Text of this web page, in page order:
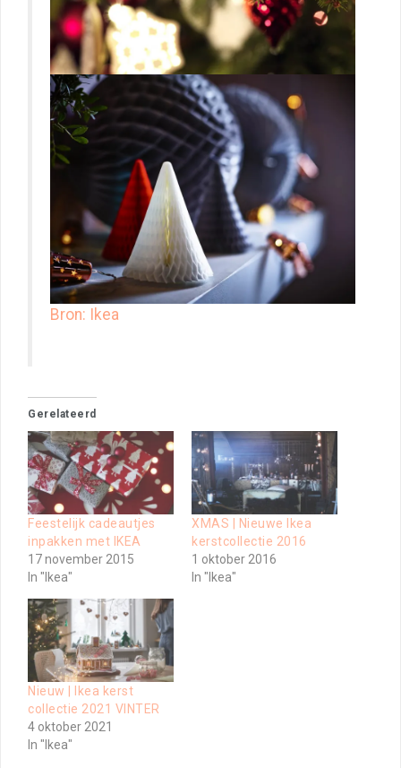
Bron: Ikea
Gerelateerd
Feestelijk cadeautjes
inpakken met IKEA
17 november 2015
In "Ikea"
XMAS | Nieuwe Ikea
kerstcollectie 2016
1 oktober 2016
In "Ikea"
Nieuw | Ikea kerst
collectie 2021 VINTER
4 oktober 2021
In "Ikea"